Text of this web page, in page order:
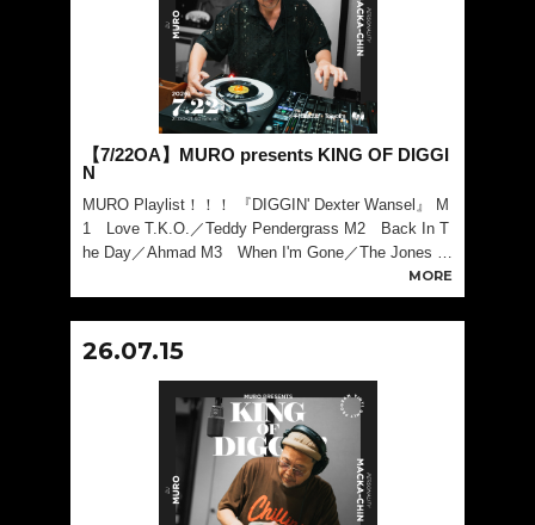
【7/22OA】MURO presents KING OF DIGGI
N
MURO Playlist！！！ 『DIGGIN' Dexter Wansel』 M
1 Love T.K.O.／Teddy Pendergrass M2 Back In T
he Day／Ahmad M3 When I'm Gone／The Jones Gi
MORE
26.07.15